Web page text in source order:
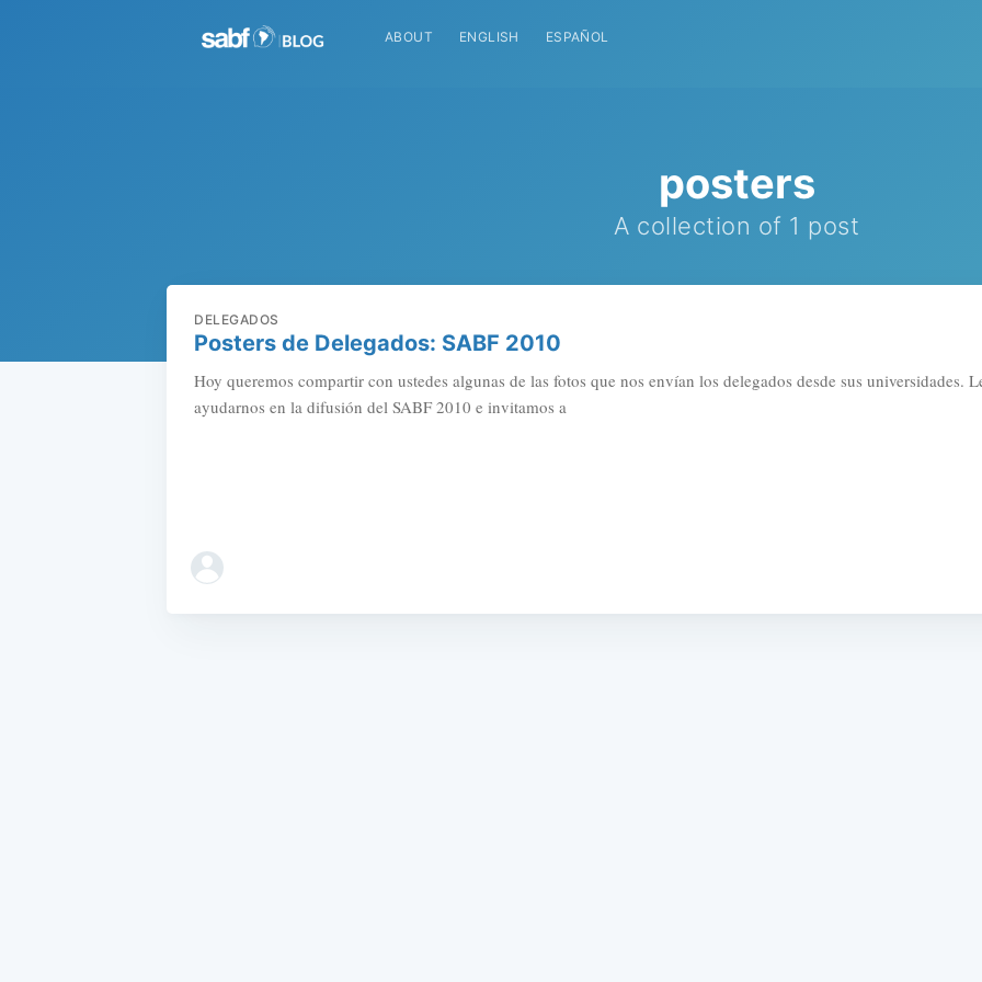
ABOUT ENGLISH ESPAÑOL
posters
A collection of 1 post
DELEGADOS
Posters de Delegados: SABF 2010
Hoy queremos compartir con ustedes algunas de las fotos que nos envían los delegados desde sus universidades.
ayudarnos en la difusión del SABF 2010 e invitamos a